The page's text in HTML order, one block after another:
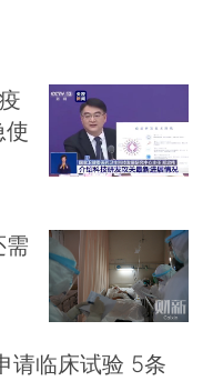
使
需
请临床试验 5条